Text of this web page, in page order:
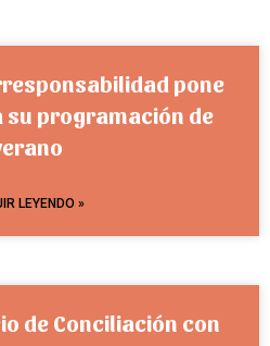
pone
su programación de
LEYENDO »
de Conciliación con